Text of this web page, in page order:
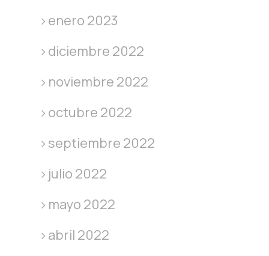
enero 2023
diciembre 2022
noviembre 2022
octubre 2022
septiembre 2022
julio 2022
mayo 2022
abril 2022